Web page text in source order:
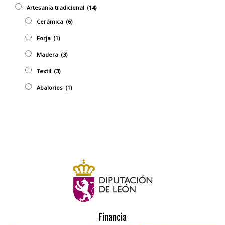
Artesaní­a tradicional (14)
Cerámica (6)
Forja (1)
Madera (3)
Textil (3)
Abalorios (1)
Financia